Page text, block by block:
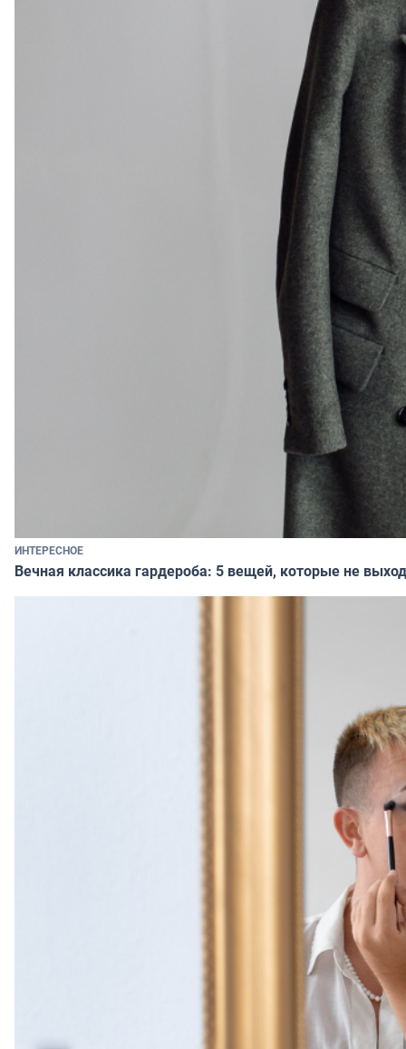
ИНТЕРЕСНОЕ
Вечная классика гардероба: 5 вещей, которые не